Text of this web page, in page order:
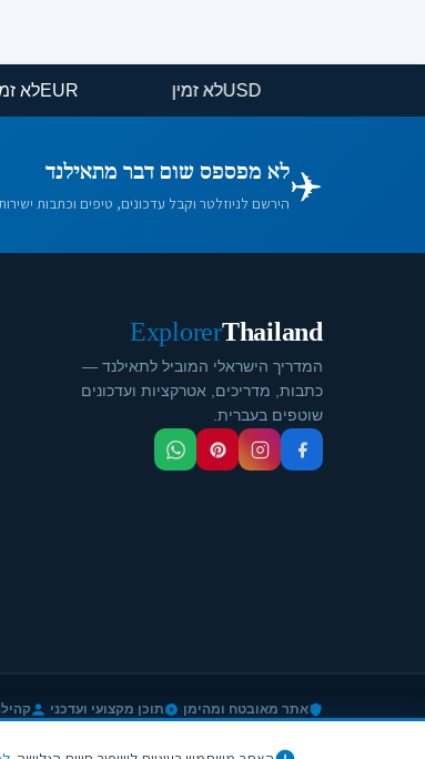
USD
✈️לא מפספס שום דבר מתאילנד
הירשם לניוזלטר וקבל עדכונים, טיפים וכתבות
Thailand
Explorer
המדריך הישראלי המוביל לתאילנד —
כתבות, מדריכים, אטרקציות ועדכונים
שוטפים בעברית.
אתר מאובטח ומהימן תוכן מקצועי ועדכני